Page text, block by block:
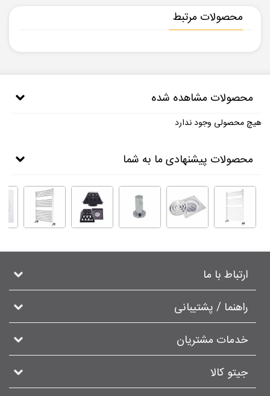
محصولات مرتبط
محصولات مشاهده شده
هیچ محصولی وجود ندارد
محصولات پیشنهادی ما به شما
ارتباط با ما
راهنما / پشتیبانی
خدمات مشتریان
جیتو کالا